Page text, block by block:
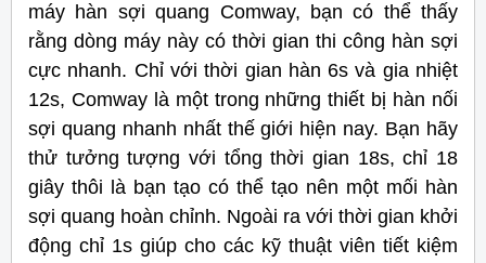
máy hàn sợi quang Comway, bạn có thể thấy
rằng dòng máy này có thời gian thi công hàn sợi
cực nhanh. Chỉ với thời gian hàn 6s và gia nhiệt
12s, Comway là một trong những thiết bị hàn nối
sợi quang nhanh nhất thế giới hiện nay. Bạn hãy
thử tưởng tượng với tổng thời gian 18s, chỉ 18
giây thôi là bạn tạo có thể tạo nên một mối hàn
sợi quang hoàn chỉnh. Ngoài ra với thời gian khởi
động chỉ 1s giúp cho các kỹ thuật viên tiết kiệm